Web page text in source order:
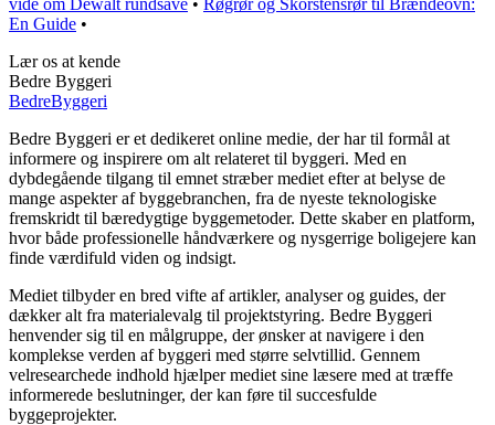
vide om Dewalt rundsave • Røgrør og Skorstensrør til Brændeovn:
En Guide •
Lær os at kende
Bedre Byggeri
BedreByggeri
Bedre Byggeri er et dedikeret online medie, der har til formål at
informere og inspirere om alt relateret til byggeri. Med en
dybdegående tilgang til emnet stræber mediet efter at belyse de
mange aspekter af byggebranchen, fra de nyeste teknologiske
fremskridt til bæredygtige byggemetoder. Dette skaber en platform,
hvor både professionelle håndværkere og nysgerrige boligejere kan
finde værdifuld viden og indsigt.
Mediet tilbyder en bred vifte af artikler, analyser og guides, der
dækker alt fra materialevalg til projektstyring. Bedre Byggeri
henvender sig til en målgruppe, der ønsker at navigere i den
komplekse verden af byggeri med større selvtillid. Gennem
velresearchede indhold hjælper mediet sine læsere med at træffe
informerede beslutninger, der kan føre til succesfulde
byggeprojekter.